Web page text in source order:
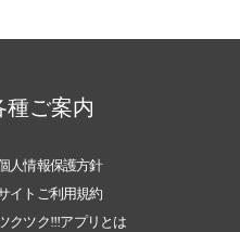
ご案内
人情報保護方針
イトご利用規約
クツク!!!アプリとは